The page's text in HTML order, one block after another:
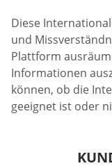
Diese
und
Plattform
Informationen
können, ob die
geeignet ist oder